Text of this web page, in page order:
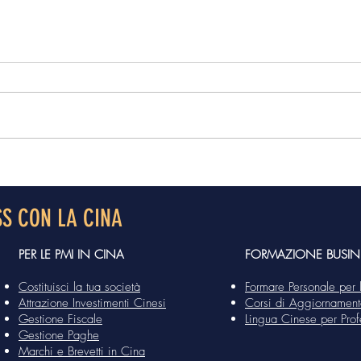
Rafforzamento del
Partenariato Strategico
Globale Cina-Italia (2024-
2027) in sintesi
CON LA CINA
PER LE PMI IN CINA
Costituisci la tua società
Attrazione Investimenti Cinesi
Gestione Fiscale
Gestione Paghe
Marchi e Brevetti in Cina
FORMAZIONE
Formare Personale
Corsi di
Lingua Cinese per